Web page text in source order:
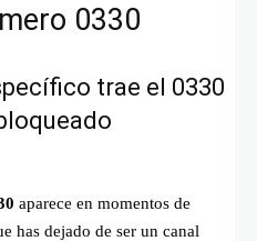
0330
trae el 0330
aparece en momentos de
has dejado de ser un canal